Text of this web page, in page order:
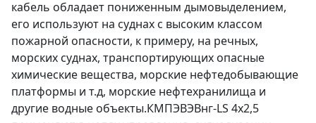
кабель обладает пониженным дымовыделением,
его используют на суднах с высоким классом
пожарной опасности, к примеру, на речных,
морских суднах, транспортирующих опасные
химические вещества, морские нефтедобывающие
платформы и т.д, морские нефтехранилища и
другие водные объекты.КМПЭВЭВнг-LS 4х2,5